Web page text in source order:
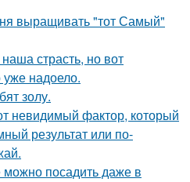
выращивать "тот Самый"
страсть, но вот
уже надоело.
золу.
невидимый фактор, который
результат или по-
посадить даже в